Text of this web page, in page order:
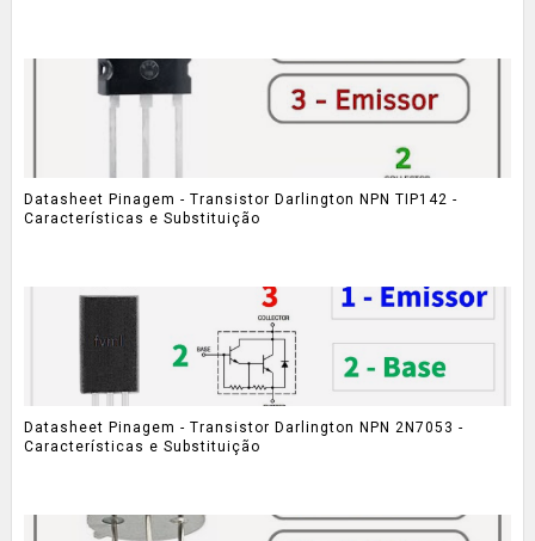
Datasheet Pinagem - Transistor Darlington NPN TIP142 -
Características e Substituição
Datasheet Pinagem - Transistor Darlington NPN 2N7053 -
Características e Substituição